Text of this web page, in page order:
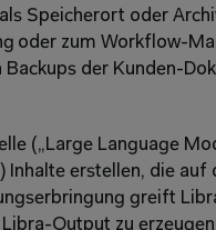
Speicherort oder
oder zum Workflow-
der Kunden-
(„Large Language
erstellen, die auf
greift
Output zu